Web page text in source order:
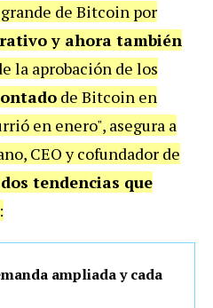
de Bitcoin por
y ahora también
la aprobación de los
de Bitcoin en
en enero", asegura a
CEO y cofundador de
dos tendencias que
:
ampliada y cada